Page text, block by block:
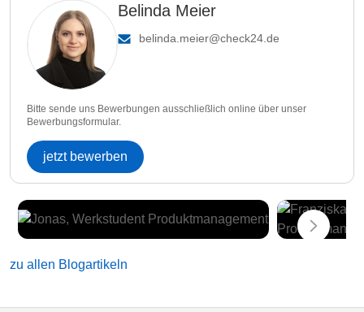
Belinda Meier
belinda.meier@check24.de
Bitte sende uns Bewerbungen ausschließlich online über unser
Bewerbungsformular.
jetzt bewerben
zu allen Blogartikeln